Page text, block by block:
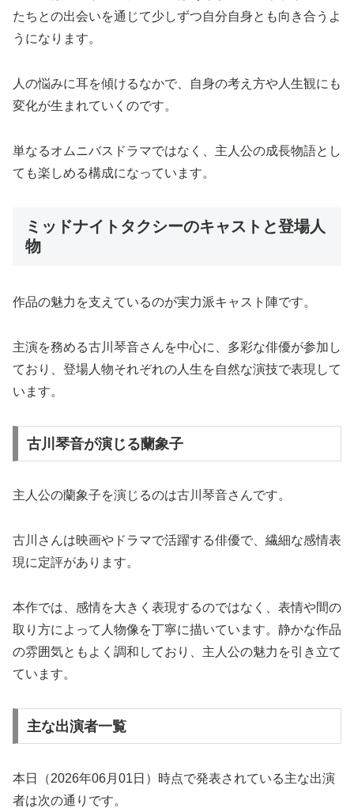
たちとの出会いを通じて少しずつ自分自身とも向き合うよ
うになります。
人の悩みに耳を傾けるなかで、自身の考え方や人生観にも
変化が生まれていくのです。
単なるオムニバスドラマではなく、主人公の成長物語とし
ても楽しめる構成になっています。
ミッドナイトタクシーのキャストと登場人
物
作品の魅力を支えているのが実力派キャスト陣です。
主演を務める古川琴音さんを中心に、多彩な俳優が参加し
ており、登場人物それぞれの人生を自然な演技で表現して
います。
古川琴音が演じる蘭象子
主人公の蘭象子を演じるのは古川琴音さんです。
古川さんは映画やドラマで活躍する俳優で、繊細な感情表
現に定評があります。
本作では、感情を大きく表現するのではなく、表情や間の
取り方によって人物像を丁寧に描いています。静かな作品
の雰囲気ともよく調和しており、主人公の魅力を引き立て
ています。
主な出演者一覧
本日（2026年06月01日）時点で発表されている主な出演
者は次の通りです。